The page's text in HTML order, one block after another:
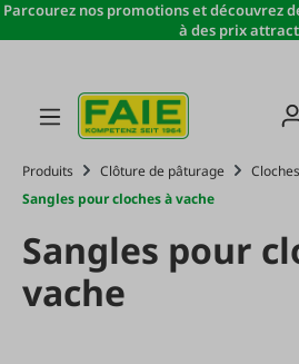
Passer au contenu principal
Parcourez nos promotions et découvrez
à des prix
Produits Clôture de pâturage
Sangles pour cloches à vache
Sangles pour
vache